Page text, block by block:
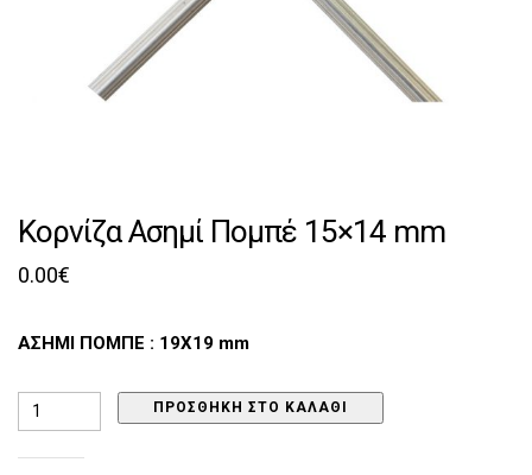
Κορνίζα Ασημί Πομπέ 15×14 mm
0.00€
ΑΣΗΜΙ ΠΟΜΠΕ : 19Χ19 mm
Κορνίζα
ΠΡΟΣΘΉΚΗ ΣΤΟ ΚΑΛΆΘΙ